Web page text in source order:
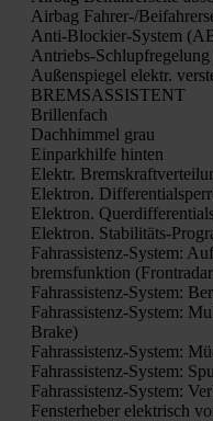
Air­bag Fah­rer-/
Anti-Blo­ckier-Sys­tem
Antriebs-
Außen­spie­gel elektr.
BREMSASSISTENT
Bril­len­fach
Dach­him­mel grau
Ein­park­hil­fe hin­ten
Elektr.
Elek­tron.
Elek­tron.
Elek­tron. Sta­bi­li­täts-
Fahr­as­sis­tenz-Sys­tem:
brems­funk­ti­on
Fahr­as­sis­tenz-Sys­tem:
Fahr­as­sis­tenz-Sys­tem:
Bra­ke)
Fahr­as­sis­tenz-Sys­tem:
Fahr­as­sis­tenz-Sys­tem:
Fahr­as­sis­tenz-Sys­tem:
Fens­ter­he­ber elek­trisch